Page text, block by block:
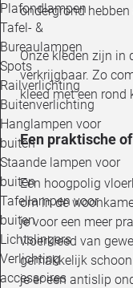
Plafondlampen
Tafel- &
Bureaulampen
Spots
Railverlichting
Buitenverlichting
Hanglampen voor
buiten
Staande lampen voor
buiten
Tafellampen voor
buiten
Lichtslingers
Verlichting
accessoires
ondergrond
Onze kleden zijn in
verkrijgbaar. Zo
kleed met een rond
Een praktische
Een hoogpolig
om in de
je voor een meer
vloerkleed van
gemakkelijk
je er een antislip